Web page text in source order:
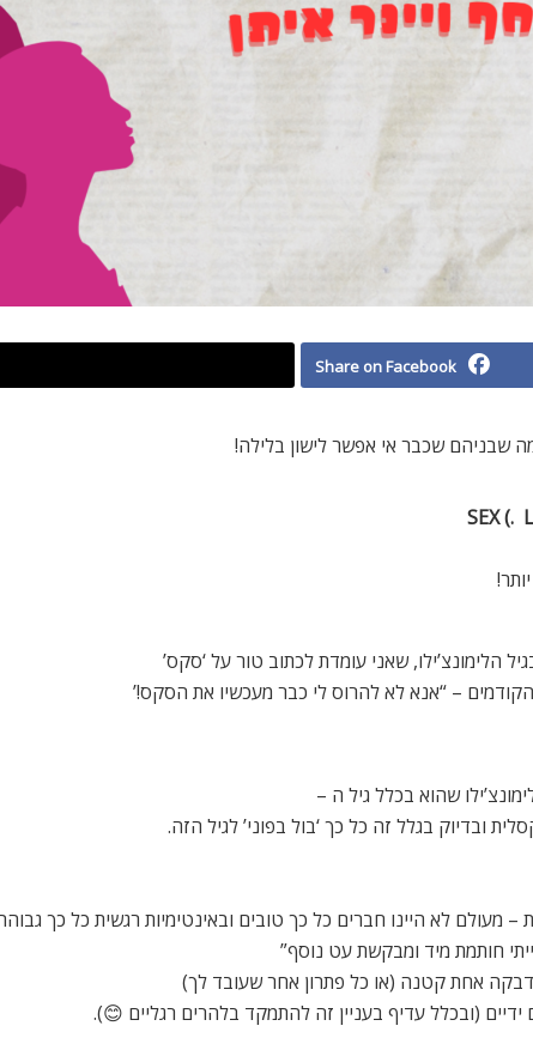
Share on Facebook
שבניהם שכבר אי אפשר לישון בלילה!
SEX (.
הלימונצ’ילו, שאני עומדת לכתוב טור על ‘סקס’
– “אנא לא להרוס לי כבר מעכשיו את הסקס!’
שהוא בכלל גיל ה –
מעולם לא היינו חברים כל כך טובים ובאינטימיות רגשית כל כך
אחת קטנה (או כל פתרון אחר שעובד לך)
ידיים (ובכלל עדיף בעניין זה להתמקד בלהרים רגליים 😊).